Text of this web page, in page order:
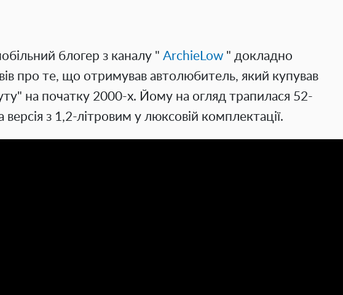
блогер з каналу " ArchieLow " докладно
про те, що отримував автолюбитель, який купував
на початку 2000-х. Йому на огляд трапилася 52-
версія з 1,2-літровим у люксовій комплектації.